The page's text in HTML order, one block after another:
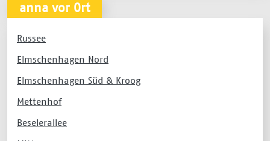
anna vor Ort
Russee
Elmschenhagen Nord
Elmschenhagen Süd & Kroog
Mettenhof
Beselerallee